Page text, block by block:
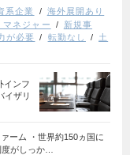
系企業
海外展開あり
マネジャー
新規事
が必要 転勤なし
土
インフ
イザリ
ーム ・世界約150ヵ国に
がしっか…